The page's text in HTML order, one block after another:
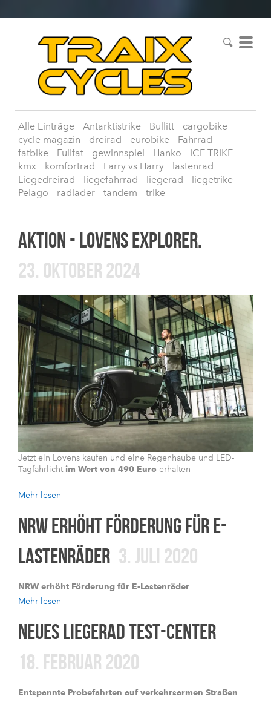
Alle Einträge Antarktistrike Bullitt
cargobike
cycle magazin
dreirad eurobike
Fahrrad
fatbike
Fullfat gewinnspiel Hanko
ICE TRIKE
kmx
komfortrad Larry vs Harry
lastenrad
Liegedreirad
liegefahrrad liegerad
liegetrike
Pelago
radlader tandem trike
AKTION - LOVENS EXPLORER.
23. OKTOBER 2024
Jetzt ein Lovens kaufen und eine Regenhaube und LED-
Tagfahrlichtim Wert von 490 Euro erhalten
Mehr lesen
NRW ERHÖHT FÖRDERUNG FÜR E-
LASTENRÄDER 3. JULI 2020
NRW erhöht Förderung für E-Lastenräder
Mehr lesen
NEUES LIEGERAD TEST-CENTER
18. FEBRUAR 2020
Entspannte Probefahrten auf verkehrsarmen Straßen